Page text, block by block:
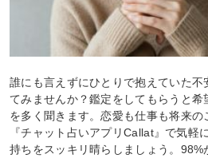
誰にも言えずにひとりで抱えていた不
てみませんか？鑑定をしてもらうと
を多く聞きます。恋愛も仕事も将来の
『チャット占いアプリCallat』で気軽
持ちをスッキリ晴らしましょう。98%